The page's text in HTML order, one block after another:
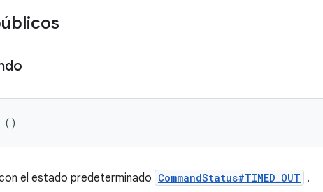
()
el estado predeterminado CommandStatus#TIMED_OUT .